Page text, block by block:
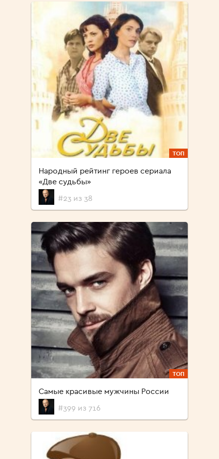
ТОП
Народный рейтинг героев сериала
«Две судьбы»
#23 из 38
ТОП
Самые красивые мужчины России
#399 из 716